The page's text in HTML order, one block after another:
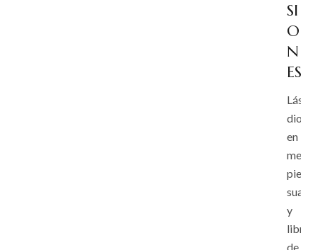
SI
O
N
ES
Láser
diodo
en
piel
suave
y
libre
de